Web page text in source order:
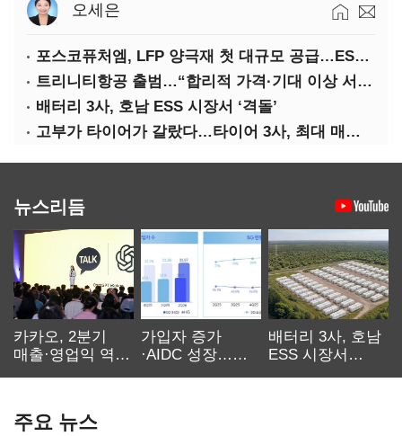
오세은
포스코퓨처엠, LFP 양극재 첫 대규모 공급…ESS 시장 공략
트리니티항공 출범…“합리적 가격·기대 이상 서비스로 승부”
배터리 3사, 호남 ESS 시장서 ‘격돌’
고부가 타이어가 갈랐다…타이어 3사, 최대 매출에도 영업익 희비
뉴스리듬
카카오, 2분기
매출·영업익 역대
가입자 증가
·AIDC 성장…
배터리 3사, 호남
ESS 시장서
주요 뉴스